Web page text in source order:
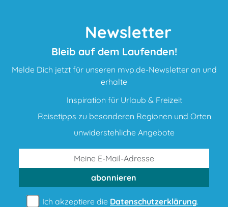
Newsletter
Bleib auf dem Laufenden!
Melde Dich jetzt für unseren mvp.de-Newsletter an und
erhalte
Inspiration für Urlaub & Freizeit
Reisetipps zu besonderen Regionen und Orten
unwiderstehliche Angebote
abonnieren
Ich akzeptiere die Datenschutzerklärung.